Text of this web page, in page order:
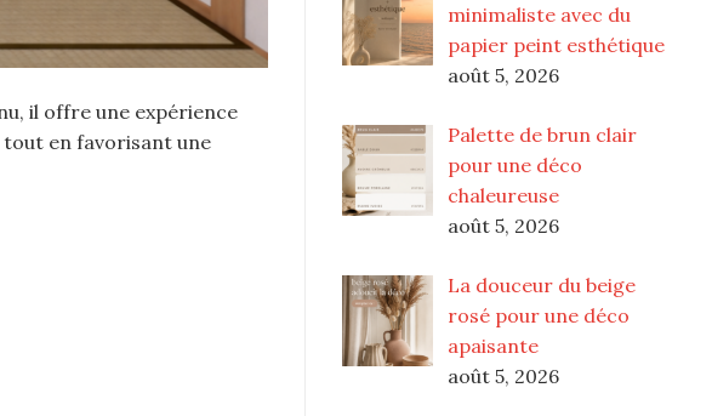
il offre une expérience
en favorisant une
minimaliste avec du
papier peint esthétique
août 5, 2026
Palette de brun clair
pour une déco
chaleureuse
août 5, 2026
La douceur du beige
rosé pour une déco
apaisante
août 5, 2026